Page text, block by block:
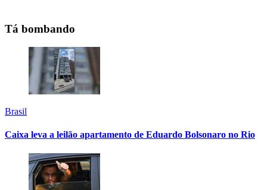
Tá bombando
Brasil
Caixa leva a leilão apartamento de Eduardo Bolsonaro no Rio